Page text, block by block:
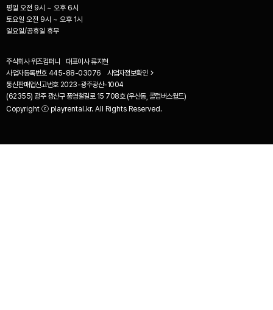
평일 오전 9시 ~ 오후 6시
토요일 오전 9시 ~ 오후 1시
일요일/공휴일 휴무
주식회사 위즈컴퍼니 대표이사 류지현
사업자등록번호 445-88-03076
사업자정보확인
통신판매업신고번호 2023-광주광산-1004
(62355) 광주 광산구 풍영철길로 15 708호 (우산동, 콜럼버스월드)
Copyright ⓒ playrental.kr. All Rights Reserved.